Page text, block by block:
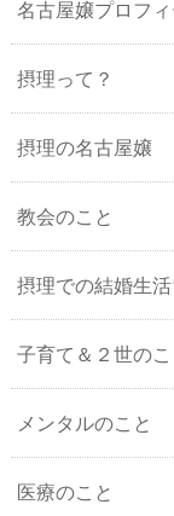
名古屋嬢プロフ
摂理って？
摂理の名古屋嬢
教会のこと
摂理での結婚生
子育て＆２世のこ
メンタルのこと
医療のこと